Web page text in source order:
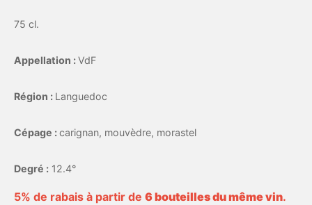
75 cl.
Appellation :VdF
Région : Languedoc
Cépage :carignan, mouvèdre, morastel
Degré : 12.4°
5% de rabais à partir de 6 bouteilles du même vin.